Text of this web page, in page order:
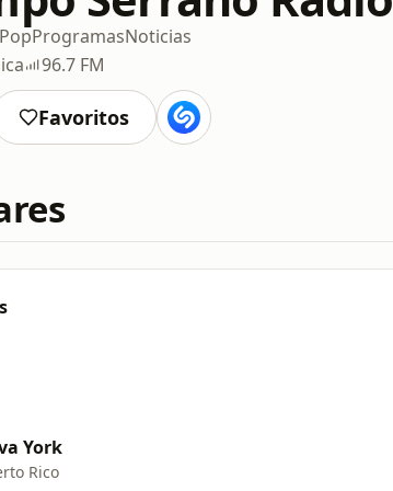
PopProgramasNoticias
96.7 FM
Favoritos
York
Rico